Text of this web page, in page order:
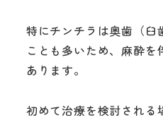
特にチンチラは奥歯（臼
ことも多いため、麻酔を
あります。
初めて治療を検討される